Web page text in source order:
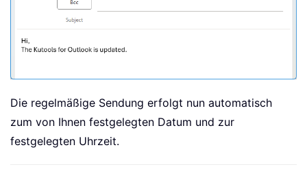
Die regelmäßige Sendung erfolgt nun automatisch
zum von Ihnen festgelegten Datum und zur
festgelegten Uhrzeit.